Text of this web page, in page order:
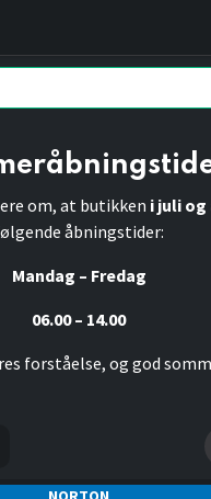
om, at butikken i juli
åbningstider:
Mandag – Fredag
06.00 – 14.00
forståelse, og god